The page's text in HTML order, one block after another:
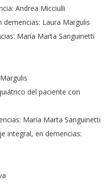
Andrea Micciulli
demencias: Laura Margulis
María Marta Sanguinetti
del paciente con
María Marta Sanguinetti
integral, en demencias: